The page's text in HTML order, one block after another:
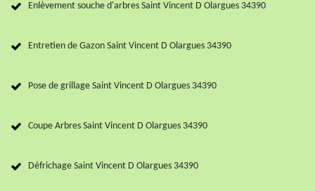
Enlèvement souche d'arbres Saint Vincent D Olargues 34390
Entretien de Gazon Saint Vincent D Olargues 34390
Pose de grillage Saint Vincent D Olargues 34390
Coupe Arbres Saint Vincent D Olargues 34390
Défrichage Saint Vincent D Olargues 34390